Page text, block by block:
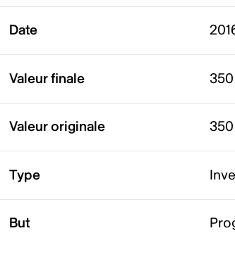
Date
Valeur finale
Valeur originale
Type
But